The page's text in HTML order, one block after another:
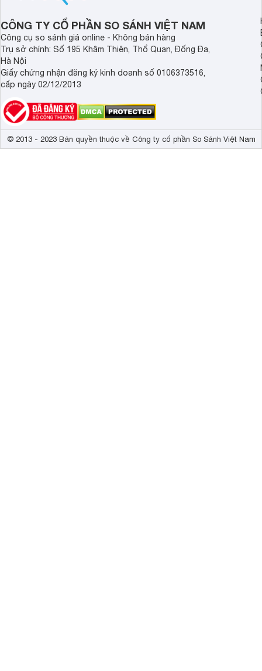
CÔNG TY CỔ PHẦN SO SÁNH VIỆT NAM
Công cụ so sánh giá online - Không bán hàng
Trụ sở chính: Số 195 Khâm Thiên, Thổ Quan, Đống Đa,
Hà Nội
Giấy chứng nhận đăng ký kinh doanh số 0106373516,
cấp ngày 02/12/2013
© 2013 - 2023 Bản quyền thuộc về Công ty cổ phần So Sánh Việt Nam